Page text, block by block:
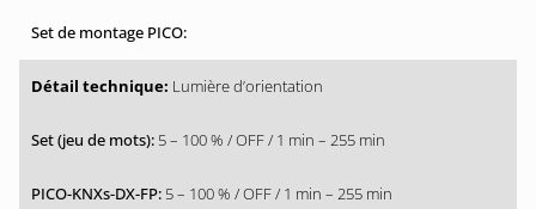
Lumière d’orientation
5 – 100 % / OFF / 1 min – 255 min
5 – 100 % / OFF / 1 min – 255 min